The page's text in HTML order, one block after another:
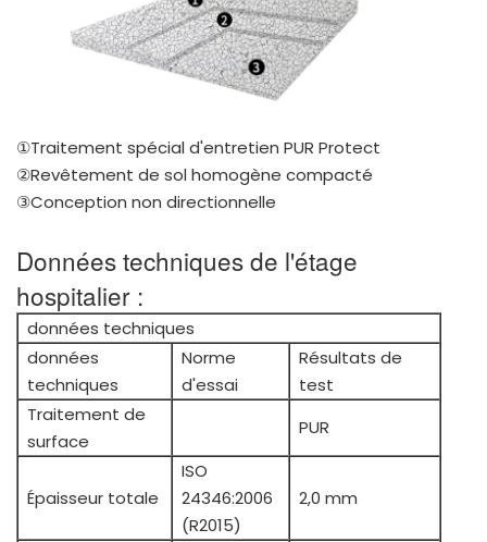
①Traitement spécial d'entretien PUR Protect
②Revêtement de sol homogène compacté
③Conception non directionnelle
Données techniques de l'étage
hospitalier :
données techniques
données
techniques
Norme
d'essai
Résultats de
test
Traitement de
surface
PUR
Épaisseur totale
ISO
24346:2006
(R2015)
2,0 mm